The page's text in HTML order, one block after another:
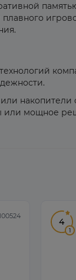
накопители
или мощное
4
1